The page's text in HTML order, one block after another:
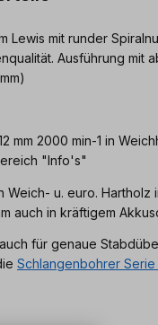
Lewis mit runder
Ausführung mit
mm 2000 min-1 in
"Info's"
u. euro. Hartholz
auch in kräftigem
für genaue
Schlangenbohrer Serie